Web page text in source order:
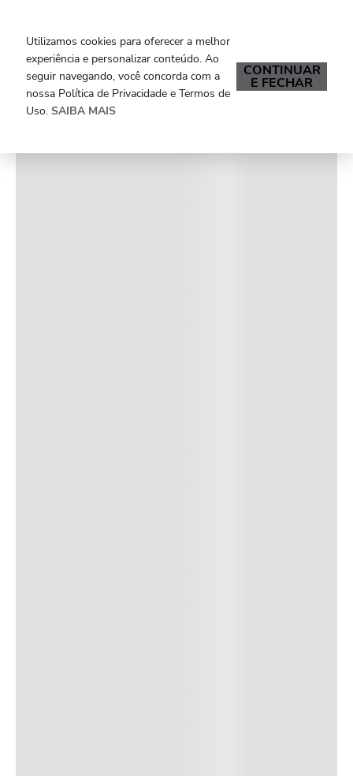
O que você procura?
Utilizamos cookies para oferecer a melhor
experiência e personalizar conteúdo. Ao
seguir navegando, você concorda com a
nossa Política de Privacidade e Termos de
Uso. SAIBA MAIS
CONTINUAR
E FECHAR